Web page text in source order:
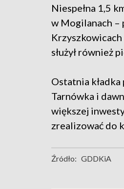
Niespełna 1,5
w Mogilanach –
służył również
Ostatnia
Tarnówka i
większej
zrealizować do
Źródło: GDDKiA